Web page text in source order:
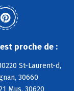
proche de :
St-Laurent-d,
30660